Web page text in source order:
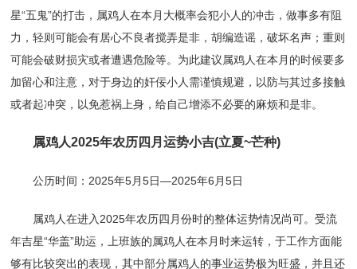
星“五鬼”的打击，属鸡人在本月大概率会犯小人的冲击，做事多有阻
力，轻则可能会有居心不良者搅弄是非，胡编造谣，破坏名声；重则
可能会破财损灾或者遭遇危险等。为此建议属鸡人在本月的时候要多
加留心和注意，对于身边的奸佞小人需谨慎规避，以防与其过多接触
或者起冲突，以免惹祸上身，给自己增添不必要的麻烦和是非。
属鸡人2025年农历四月运势小吉(立夏~芒种)
公历时间：2025年5月5日—2025年6月5日
属鸡人在进入2025年农历四月份时的整体运势情况尚可。受流
年吉星“华盖”助运，上班族的属鸡人在本月时来运转，于工作方面能
够有比较突出的表现，其中部分属鸡人的事业运势极为旺盛，并且还